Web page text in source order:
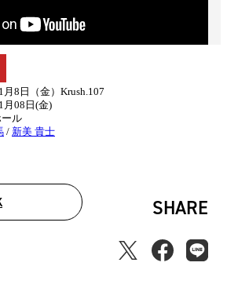
月8日（金）Krush.107
月08日(金)
ル
/ 新美 貴士
SHARE